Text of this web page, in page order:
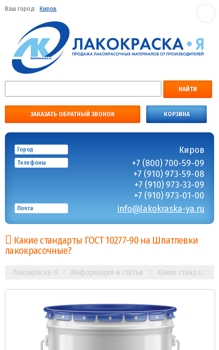
Ваш город: Киров
НАЙТИ
ЗАКАЗАТЬ ОБРАТНЫЙ ЗВОНОК КОРЗИНА
Город Киров
Телефоны
+7 (800) 700-59-09
+7 (910) 973-59-08
+7 (910) 973-33-09
+7 (910) 973-01-00
Почта info@lakokraska-ya.ru
Какие стандарты ГОСТ 10277-90 на Шпатлевки
лакокрасочные?
Лакокраска-Я Информация и статьи Какие стандарты